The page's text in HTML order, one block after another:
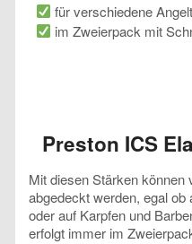
Preston ICS
Mit diesen Stärken
abgedeckt werden, egal
oder auf Karpfen und
erfolgt immer im
für verschiedene
im Zweierpack mit